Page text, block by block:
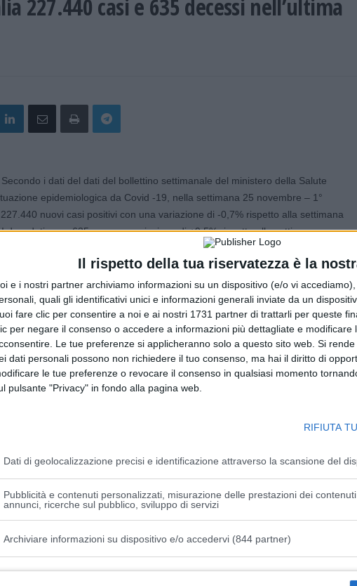
Il rispetto della tua riservatezza è la
e i nostri partner archiviamo informazioni su un dispositivo (e/o vi
quali gli identificativi unici e informazioni generali inviate da un
fare clic per consentire a noi e ai nostri 1731 partner di trattarli per queste
per negare il consenso o accedere a informazioni più dettagliate e modificare
Le tue preferenze si applicheranno solo a questo sito web. Si
dati personali possono non richiedere il tuo consenso, ma hai il diritto di
le tue preferenze o revocare il consenso in qualsiasi momento
pulsante "Privacy" in fondo alla pagina web.
RIFIUTA
Dati di geolocalizzazione precisi e identificazione attraverso la scansione del
Pubblicità e contenuti personalizzati, misurazione delle prestazioni dei
annunci, ricerche sul pubblico, sviluppo di servizi
Archiviare informazioni su dispositivo e/o accedervi (844 partner)
Finalità e caratteristiche speciali
227.440 casi e 635 decessi nell’ultima
i dati del dati del bollettino settimanale del ministero della Salute
epidemiologica da Covid -19, nella settimana 25 novembre – 1°
nuovi casi positivi con una variazione di -0,7% rispetto alla settimana
deceduti sono 635 con una variazione di +9,5% rispetto alla settimana
sono 1.324.969 i tamponi effettuati, con una variazione di +3,8% rispetto
(1.276.986). Il rasso di positività si attesta al 17,2% con una variazione di
precedente (17,9%).
delle
“Io vengo dallo sport”, a Verona e